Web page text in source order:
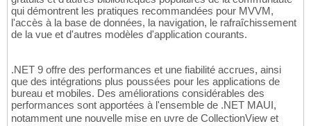
qui démontrent les pratiques recommandées pour MVVM,
l'accès à la base de données, la navigation, le rafraîchissement
de la vue et d'autres modèles d'application courants.
.NET 9 offre des performances et une fiabilité accrues, ainsi
que des intégrations plus poussées pour les applications de
bureau et mobiles. Des améliorations considérables des
performances sont apportées à l'ensemble de .NET MAUI,
notamment une nouvelle mise en uvre de CollectionView et